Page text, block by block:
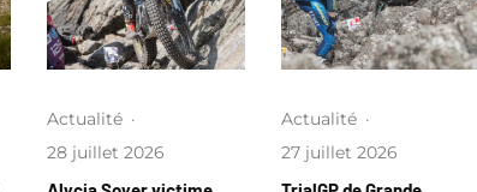
Actualité ·
28 juillet 2026
Actualité ·
27 juillet 2026